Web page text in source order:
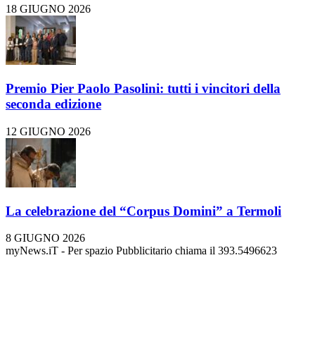
18 GIUGNO 2026
Premio Pier Paolo Pasolini: tutti i vincitori della
seconda edizione
12 GIUGNO 2026
La celebrazione del “Corpus Domini” a Termoli
8 GIUGNO 2026
myNews.iT - Per spazio Pubblicitario chiama il 393.5496623